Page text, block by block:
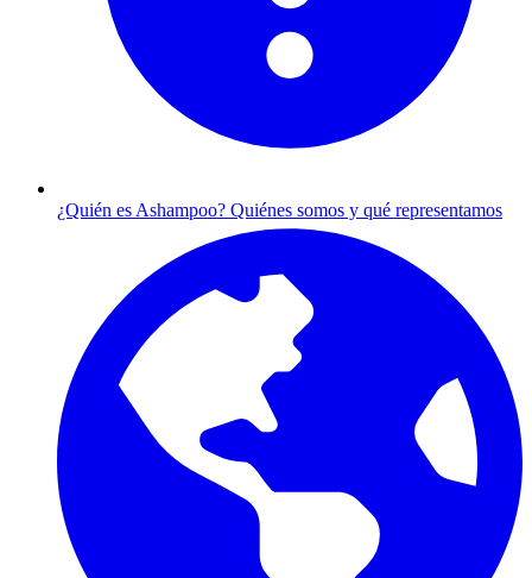
¿Quién es Ashampoo? Quiénes somos y qué representamos